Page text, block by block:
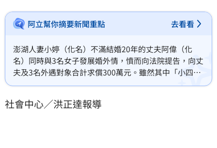
阿立幫你摘要新聞重點 去看看
澎湖人妻小婷（化名）不滿結婚20年的丈夫阿偉（化
名）同時與3名女子發展婚外情，憤而向法院提告，向丈
夫及3名外遇對象合計求償300萬元。雖然其中「小四」
當庭認錯並表達賠償意願，但法官認定「配偶權並非法
全盤皆輸，還得自行負擔全部訴訟費用。
社會中心／洪正達報導